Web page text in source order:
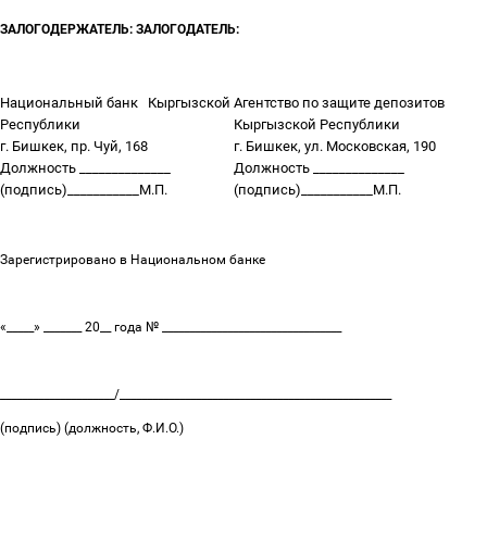
ЗАЛОГОДЕРЖАТЕЛЬ: ЗАЛОГОДАТЕЛЬ:
Национальный банк
Кыргызской
Республики
Агентство по защите депозитов
Кыргызской Республики
г. Бишкек, пр. Чуй, 168
г. Бишкек, ул. Московская, 190
Должность ______________
(подпись)___________М.П.
Должность ______________
(подпись)___________М.П.
Зарегистрировано в Национальном банке
«_____» _______ 20__ года № _________________________________
_____________________/__________________________________________________
(подпись) (должность, Ф.И.О.)